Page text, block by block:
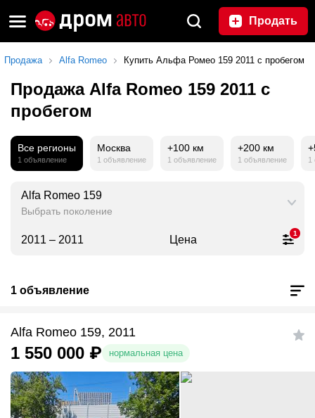
Продать
Продажа Alfa Romeo Купить Альфа Ромео 159 2011 с пробегом
Продажа Alfa Romeo 159 2011 с
пробегом
Все регионы
1 объявление
Москва
1 объявление
+100 км
1 объявление
+200 км
1 объявление 1
Alfa Romeo 159
Выбрать поколение
2011 – 2011 Цена 1
1 объявление
Alfa Romeo 159, 2011
1 550 000 ₽ нормальная цена